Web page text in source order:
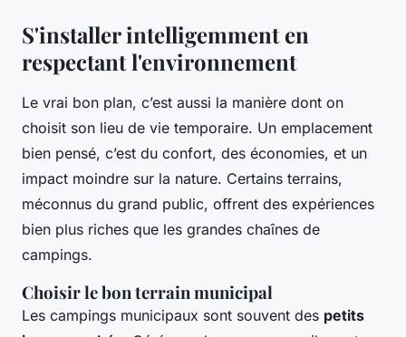
S'installer intelligemment en
respectant l'environnement
Le vrai bon plan, c’est aussi la manière dont on
choisit son lieu de vie temporaire. Un emplacement
bien pensé, c’est du confort, des économies, et un
impact moindre sur la nature. Certains terrains,
méconnus du grand public, offrent des expériences
bien plus riches que les grandes chaînes de
campings.
Choisir le bon terrain municipal
Les campings municipaux sont souvent des petits